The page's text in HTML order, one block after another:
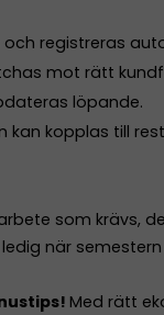
och registreras
mot rätt
löpande.
kan kopplas till
som krävs,
när semestern
Med rätt